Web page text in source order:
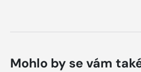
Mohlo by se vám